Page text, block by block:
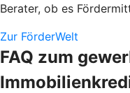
Berater, ob es
Zur FörderWelt
FAQ zum